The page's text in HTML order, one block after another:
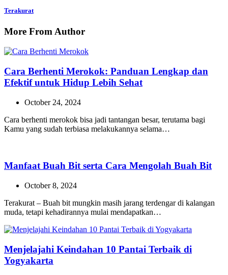
Terakurat
More From Author
Cara Berhenti Merokok: Panduan Lengkap dan
Efektif untuk Hidup Lebih Sehat
October 24, 2024
Cara berhenti merokok bisa jadi tantangan besar, terutama bagi
Kamu yang sudah terbiasa melakukannya selama…
Manfaat Buah Bit serta Cara Mengolah Buah Bit
October 8, 2024
Terakurat – Buah bit mungkin masih jarang terdengar di kalangan
muda, tetapi kehadirannya mulai mendapatkan…
Menjelajahi Keindahan 10 Pantai Terbaik di
Yogyakarta